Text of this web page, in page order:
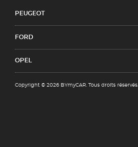
PEUGEOT
FORD
OPEL
Copyright © 2026 BYmyCAR. Tous droits réservés.